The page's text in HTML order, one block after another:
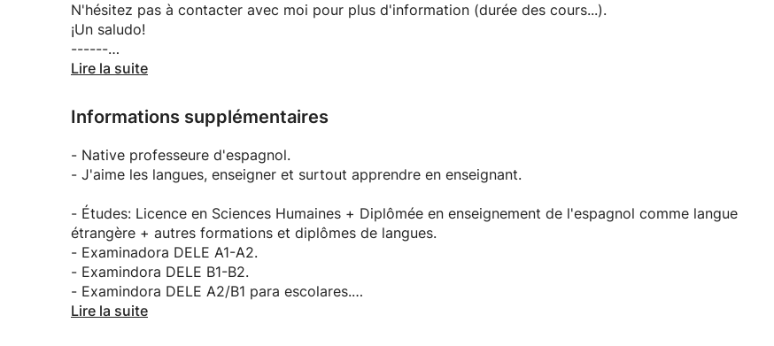
N'hésitez pas à contacter avec moi pour plus d'information (durée des cours...).
¡Un saludo!
------
Native Spanish teacher.
Qualified teacher specialized in Spanish as a foreign language. I offer Spanish language courses for
students of different levels -beginner, intermediate, advanced-. All the lessons are adapted to the
objectives of the students (we will work on different skills; writing, speaking, listening, reading,
interaction...).
Do not hesitate to contact for more information (length of the courses...).
¡Un saludo!
Lire la suite
Informations supplémentaires
- Native professeure d'espagnol.
- J'aime les langues, enseigner et surtout apprendre en enseignant.
- Études: Licence en Sciences Humaines + Diplômée en enseignement de l'espagnol comme langue
étrangère + autres formations et diplômes de langues.
- Examinadora DELE A1-A2.
- Examindora DELE B1-B2.
- Examindora DELE A2/B1 para escolares.
- Avec expérience.
Lire la suite